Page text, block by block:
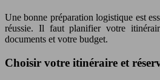
Une bonne préparation logistique est
réussie. Il faut planifier votre
documents et votre budget.
Choisir votre itinéraire et